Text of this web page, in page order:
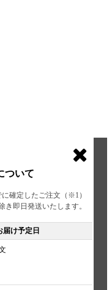
ついて
確定したご注文（※1）
即日発送いたします。
届け予定日